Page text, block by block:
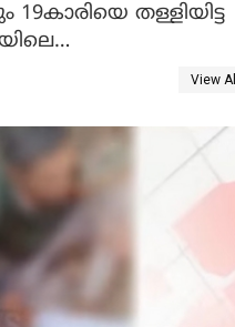
19കാരിയെ തള്ളിയിട്ട
മാറ്റി
View All